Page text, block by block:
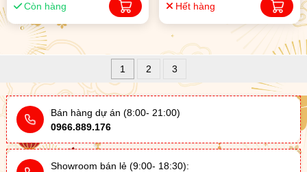
Còn hàng Hết hàng
1 2 3
Bán hàng dự án (8:00- 21:00)
0966.889.176
Showroom bán lẻ (9:00- 18:30):